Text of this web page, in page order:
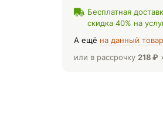
Бесплатная
скидка 40% на
А ещё на данный
или в рассрочку 218₽